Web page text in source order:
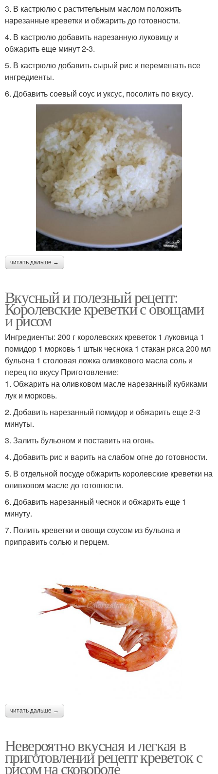
3. В кастрюлю с растительным маслом положить
нарезанные креветки и обжарить до готовности.
4. В кастрюлю добавить нарезанную луковицу и
обжарить еще минут 2-3.
5. В кастрюлю добавить сырый рис и перемешать все
ингредиенты.
6. Добавить соевый соус и уксус, посолить по вкусу.
читать дальше →
Вкусный и полезный рецепт:
Королевские креветки с овощами
и рисом
Ингредиенты: 200 г королевских креветок 1 луковица 1
помидор 1 морковь 1 штык чеснока 1 стакан риса 200 мл
бульона 1 столовая ложка оливкового масла соль и
перец по вкусу Приготовление:
1. Обжарить на оливковом масле нарезанный кубиками
лук и морковь.
2. Добавить нарезанный помидор и обжарить еще 2-3
минуты.
3. Залить бульоном и поставить на огонь.
4. Добавить рис и варить на слабом огне до готовности.
5. В отдельной посуде обжарить королевские креветки на
оливковом масле до готовности.
6. Добавить нарезанный чеснок и обжарить еще 1
минуту.
7. Полить креветки и овощи соусом из бульона и
приправить солью и перцем.
читать дальше →
Невероятно вкусная и легкая в
приготовлении рецепт креветок с
рисом на сковороде